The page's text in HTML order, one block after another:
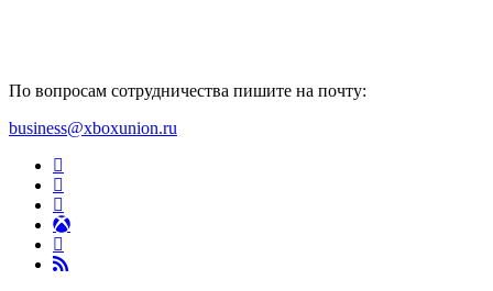
По вопросам сотрудничества пишите на почту:
business@xboxunion.ru